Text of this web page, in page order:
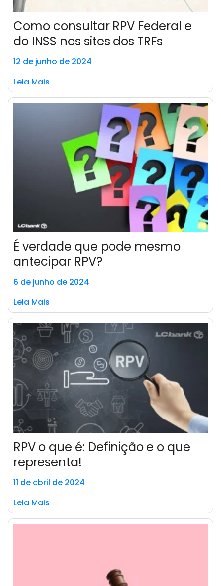
Como consultar RPV Federal e
do INSS nos sites dos TRFs
12 de junho de 2024
Leia Mais
É verdade que pode mesmo
antecipar RPV?
6 de junho de 2024
Leia Mais
RPV o que é: Definição e o que
representa!
11 de abril de 2024
Leia Mais